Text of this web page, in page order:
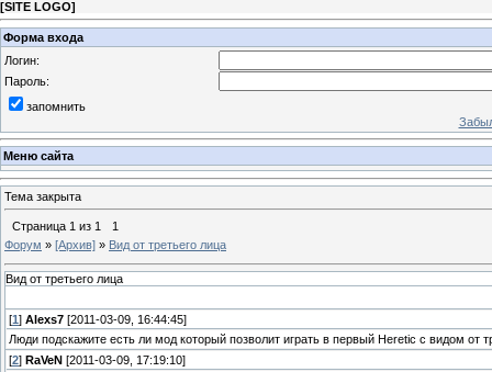
[SITE LOGO]
Форма входа
Логин:
Пароль:
запомнить
Меню сайта
Тема закрыта
Страница 1 из 1
1
Форум » [Архив] » Вид от третьего лица
Вид от третьего лица
[1 ] Alexs7 [2011-03-09, 16:44:45]
Люди подскажите есть ли мод который позволит играть в первый Heretic с видом от
[2] RaVeN [2011-03-09, 17:19:10]